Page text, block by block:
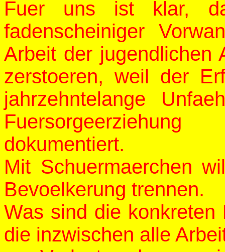
Fuer uns ist klar,
fadenscheiniger
Arbeit der jugendlichen
zerstoeren, weil der
jahrzehntelange
dokumentiert.
Mit Schuermaerchen
Bevoelkerung trennen.
Was sind die konkreten
die inzwischen alle